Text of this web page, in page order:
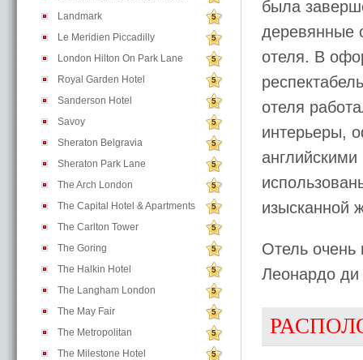
Landmark 5
Le Meridien Piccadilly 5
London Hilton On Park Lane 5
Royal Garden Hotel 5
Sanderson Hotel 5
Savoy 5
Sheraton Belgravia 5
Sheraton Park Lane 5
The Arch London 5
The Capital Hotel & Apartments 5
The Carlton Tower 5
The Goring 5
The Halkin Hotel 5
The Langham London 5
The May Fair 5
The Metropolitan 5
The Milestone Hotel 5
была
деревянные
отеля. В
отеля
интерьеры,
изысканной
Отель очень
Леонардо ди